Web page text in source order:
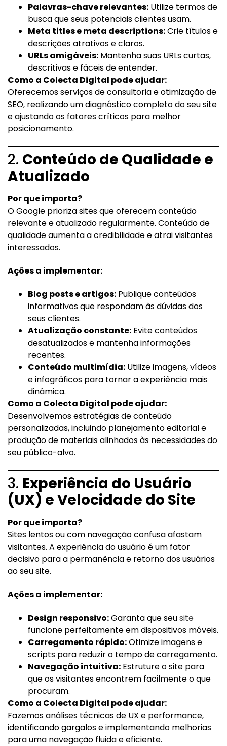
Palavras-chave relevantes: Utilize termos de
busca que seus potenciais clientes usam.
Meta titles e meta descriptions:Crie títulos e
descrições atrativos e claros.
URLs amigáveis: Mantenha suas URLs curtas,
descritivas e fáceis de entender.
Como a Colecta Digital pode ajudar:
Oferecemos serviços de consultoria e otimização de
SEO, realizando um diagnóstico completo do seu site
e ajustando os fatores críticos para melhor
posicionamento.
2. Conteúdo de Qualidade e
Atualizado
Por que importa?
O Google prioriza sites que oferecem conteúdo
relevante e atualizado regularmente. Conteúdo de
qualidade aumenta a credibilidade e atrai visitantes
interessados.
Ações a implementar:
Blog posts e artigos: Publique conteúdos
informativos que respondam às dúvidas dos
seus clientes.
Atualização constante: Evite conteúdos
desatualizados e mantenha informações
recentes.
Conteúdo multimídia: Utilize imagens, vídeos
e infográficos para tornar a experiência mais
dinâmica.
Como a Colecta Digital pode ajudar:
Desenvolvemos estratégias de conteúdo
personalizadas, incluindo planejamento editorial e
produção de materiais alinhados às necessidades do
seu público-alvo.
3. Experiência do Usuário
(UX) e Velocidade do Site
Por que importa?
Sites lentos ou com navegação confusa afastam
visitantes. A experiência do usuário é um fator
decisivo para a permanência e retorno dos usuários
ao seu site.
Ações a implementar:
Design responsivo:Garanta que seusite
funcione perfeitamente em dispositivos móveis.
Carregamento rápido:Otimize imagens e
scripts para reduzir o tempo de carregamento.
Navegação intuitiva: Estruture o site para
que os visitantes encontrem facilmente o que
procuram.
Como a Colecta Digital pode ajudar:
Fazemos análises técnicas de UX e performance,
identificando gargalos e implementando melhorias
para uma navegação fluida e eficiente.